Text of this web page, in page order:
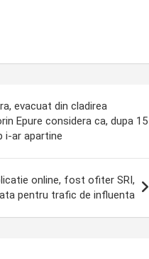
evacuat din cladirea
Epure considera ca, dupa 15
i-ar apartine
online, fost ofiter SRI,
pentru trafic de influenta